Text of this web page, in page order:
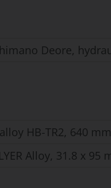
Deore,
HB-TR2, 640
Alloy, 31.8 x